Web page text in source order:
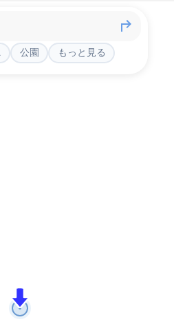
公園 もっと見る